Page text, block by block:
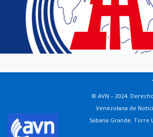
© AVN – 2024.
Venezolana de
Sabana Grande. Torre